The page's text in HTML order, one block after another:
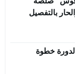
بالتفصيل
خطوة